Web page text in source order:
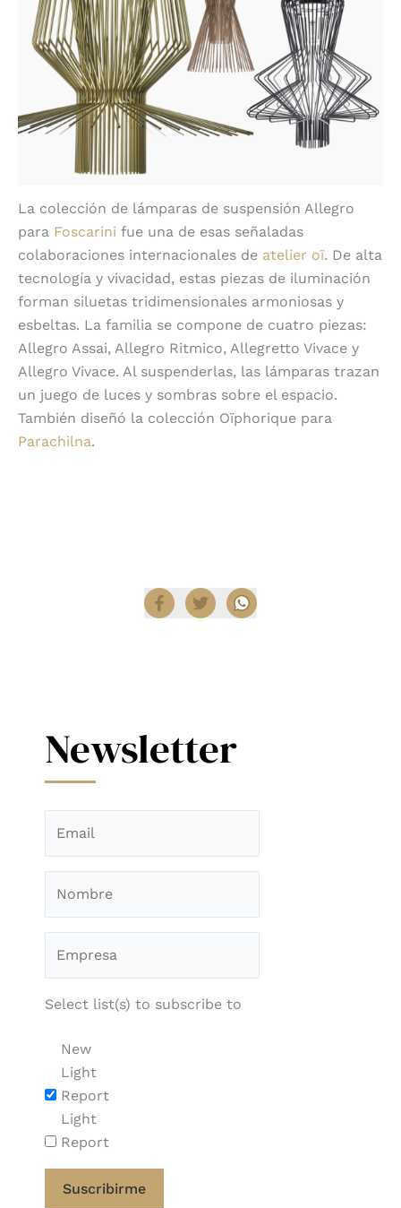
La colección de lámparas de suspensión Allegro
para Foscarini fue una de esas señaladas
colaboraciones internacionales de atelier oï. De alta
tecnología y vivacidad, estas piezas de iluminación
forman siluetas tridimensionales armoniosas y
esbeltas. La familia se compone de cuatro piezas:
Allegro Assai, Allegro Ritmico, Allegretto Vivace y
Allegro Vivace. Al suspenderlas, las lámparas trazan
un juego de luces y sombras sobre el espacio.
También diseñó la colección Oïphorique para
Parachilna.
Newsletter
Select list(s) to subscribe to
New
Light
Report
Light
Report